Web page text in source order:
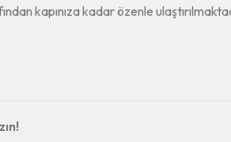
kapınıza kadar özenle